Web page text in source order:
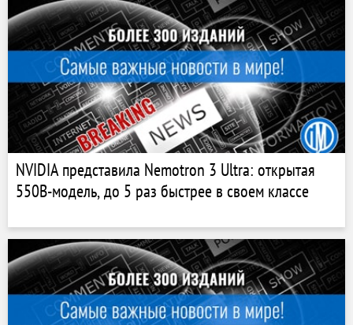
NVIDIA представила Nemotron 3 Ultra: открытая
550B-модель, до 5 раз быстрее в своем классе